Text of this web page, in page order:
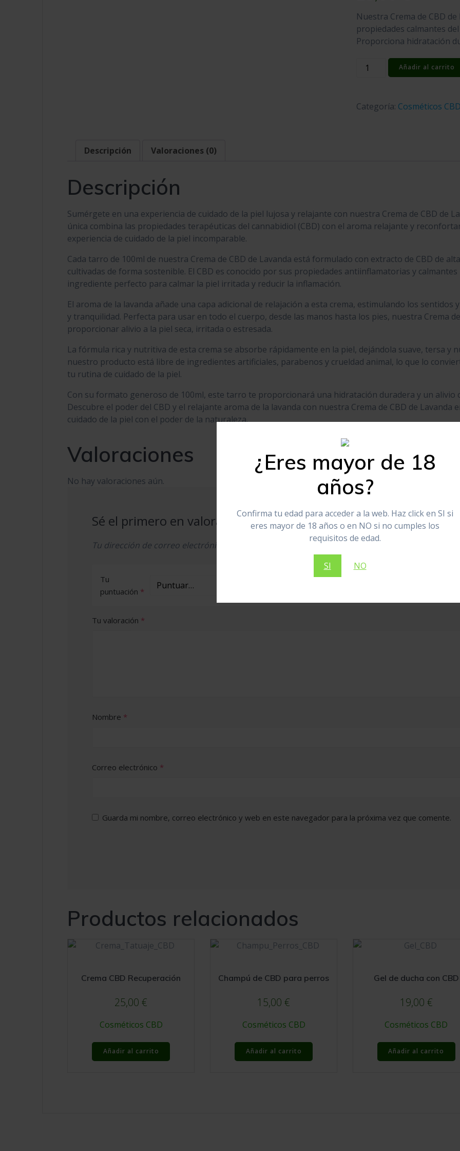
¿Eres mayor de 18
años?
Confirma tu edad para acceder a la web. Haz click en SI si
eres mayor de 18 años o en NO si no cumples los
requisitos de edad.
SI NO
Nuestra Crema de CBD
propiedades calmantes
Proporciona hidratación
Crema
cantidad
Añadir al carrito
Categoría: Cosméticos CBD
Descripción Valoraciones (0)
Descripción
Sumérgete en una experiencia de cuidado de la piel lujosa y relajante con nuestra Crema de CBD de
única combina las propiedades terapéuticas del cannabidiol (CBD) con el aroma relajante y
experiencia de cuidado de la piel incomparable.
Cada tarro de 100ml de nuestra Crema de CBD de Lavanda está formulado con extracto de CBD de
cultivadas de forma sostenible. El CBD es conocido por sus propiedades antiinflamatorias y
ingrediente perfecto para calmar la piel irritada y reducir la inflamación.
El aroma de la lavanda añade una capa adicional de relajación a esta crema, estimulando los
y tranquilidad. Perfecta para usar en todo el cuerpo, desde las manos hasta los pies, nuestra Crema
proporcionar alivio a la piel seca, irritada o estresada.
La fórmula rica y nutritiva de esta crema se absorbe rápidamente en la piel, dejándola suave, tersa y
nuestro producto está libre de ingredientes artificiales, parabenos y crueldad animal, lo que lo
tu rutina de cuidado de la piel.
Con su formato generoso de 100ml, este tarro te proporcionará una hidratación duradera y un alivio
Descubre el poder del CBD y el relajante aroma de la lavanda con nuestra Crema de CBD de Lavanda
cuidado de la piel con el poder de la naturaleza.
Valoraciones
No hay valoraciones aún.
Sé el primero en valorar “Crema CBD Lavanda Grande”
Tu dirección de correo electrónico no será publicada. Los campos obligatorios están
Tu
puntuación *
Tu valoración *
Nombre *
Correo electrónico *
Guarda mi nombre, correo electrónico y web en este navegador para la próxima vez que comente.
Productos relacionados
Crema CBD Recuperación
25,00€
Cosméticos CBD
Añadir al carrito
Champú de CBD para perros
15,00€
Cosméticos CBD
Añadir al carrito
Gel de ducha con CBD
19,00 €
Cosméticos CBD
Añadir al carrito